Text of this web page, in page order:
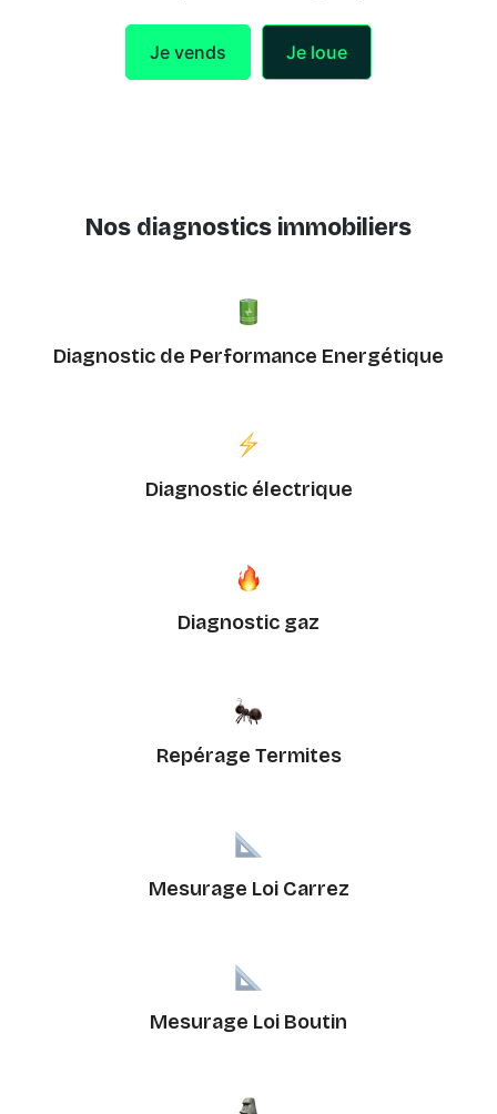
Je vends Je loue
Nos diagnostics immobiliers
Diagnostic de Performance Energétique
Diagnostic électrique
Diagnostic gaz
Repérage Termites
Mesurage Loi Carrez
Mesurage Loi Boutin